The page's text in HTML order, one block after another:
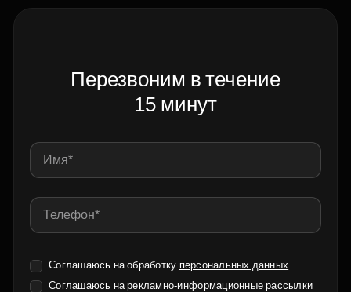
Перезвоним в течение
15 минут
Соглашаюсь на обработку персональных данных
Соглашаюсь нарекламно-информационные рассылки